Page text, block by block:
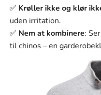
✅ Krøller ikke og klør
uden irritation.
✅ Nem at kombinere:
til chinos – en